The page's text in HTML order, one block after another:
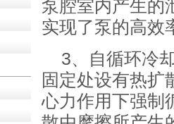
泵腔室内产生的
实现了泵的高效
3、自循环冷
固定处设有热扩
心力作用下强制